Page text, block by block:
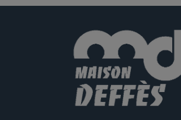
plusieurs
variations.
Les
options
peuvent
être
choisies